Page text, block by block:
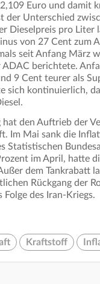
Euro und damit
der Unterschied
Dieselpreis pro Liter
von 27 Cent zum
seit Anfang März
ADAC berichtete.
9 Cent teurer als
sich kontinuierlich,
hat den Auftrieb der
Im Mai sank die
Statistischen
im April, hatte
dem Tankrabatt
Rückgang der
Folge des Iran-Kriegs.
Kraftstoff